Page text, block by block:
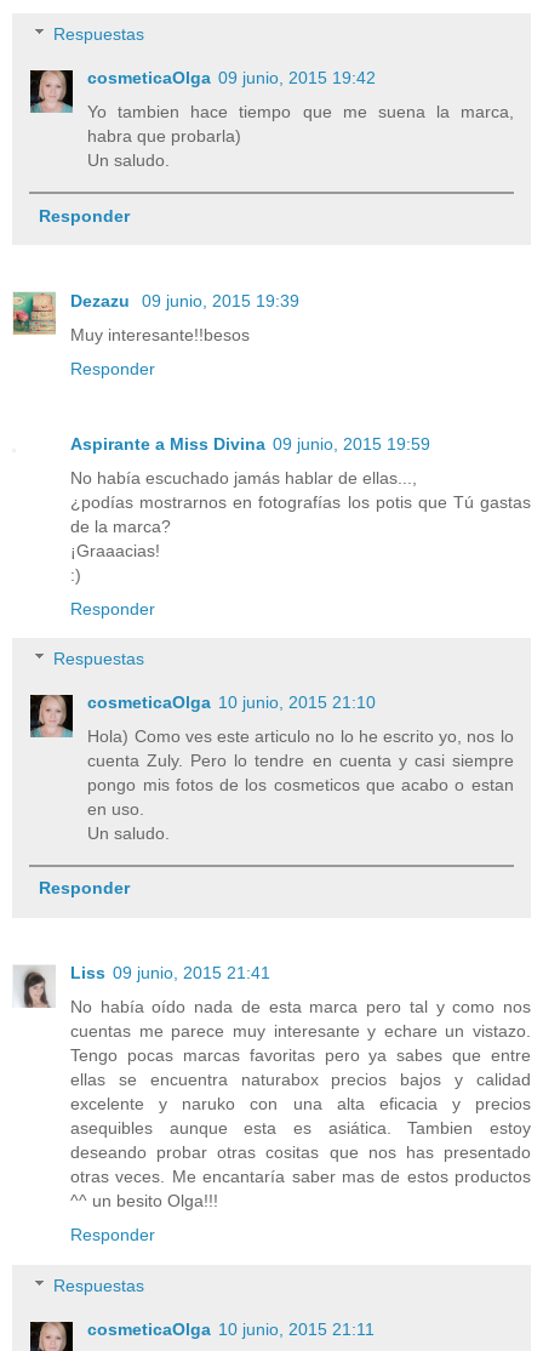
Respuestas
cosmeticaOlga 09 junio, 2015 19:42
Yo tambien hace tiempo que me suena la marca,
habra que probarla)
Un saludo.
Responder
Dezazu
09 junio, 2015 19:39
Muy interesante!!besos
Responder
Aspirante a Miss Divina 09 junio, 2015 19:59
No había escuchado jamás hablar de ellas...,
¿podías mostrarnos en fotografías los potis que Tú gastas
de la marca?
¡Graaacias!
:)
Responder
Respuestas
cosmeticaOlga 10 junio, 2015 21:10
Hola) Como ves este articulo no lo he escrito yo, nos lo
cuenta Zuly. Pero lo tendre en cuenta y casi siempre
pongo mis fotos de los cosmeticos que acabo o estan
en uso.
Un saludo.
Responder
Liss 09 junio, 2015 21:41
No había oído nada de esta marca pero tal y como nos
cuentas me parece muy interesante y echare un vistazo.
Tengo pocas marcas favoritas pero ya sabes que entre
ellas se encuentra naturabox precios bajos y calidad
excelente y naruko con una alta eficacia y precios
asequibles aunque esta es asiática. Tambien estoy
deseando probar otras cositas que nos has presentado
otras veces. Me encantaría saber mas de estos productos
^^ un besito Olga!!!
Responder
Respuestas
cosmeticaOlga 10 junio, 2015 21:11